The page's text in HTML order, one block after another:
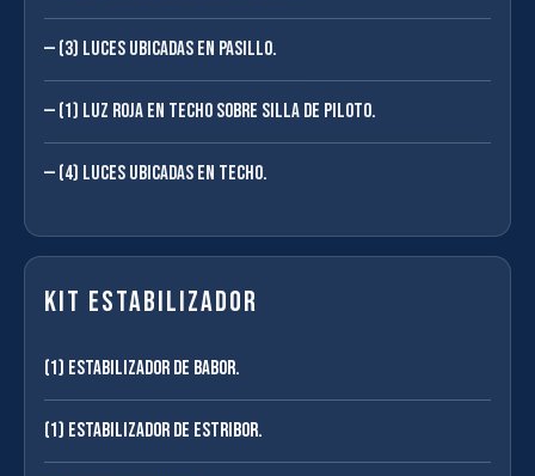
(3) Luces ubicadas en pasillo.
(1) Luz roja en techo sobre silla de piloto.
(4) Luces ubicadas en techo.
Kit estabilizador
(1) Estabilizador de babor.
(1) Estabilizador de estribor.